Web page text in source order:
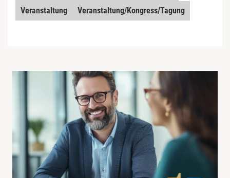
Veranstaltung Veranstaltung/Kongress/Tagung